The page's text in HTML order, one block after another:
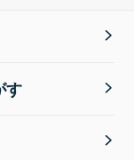
す